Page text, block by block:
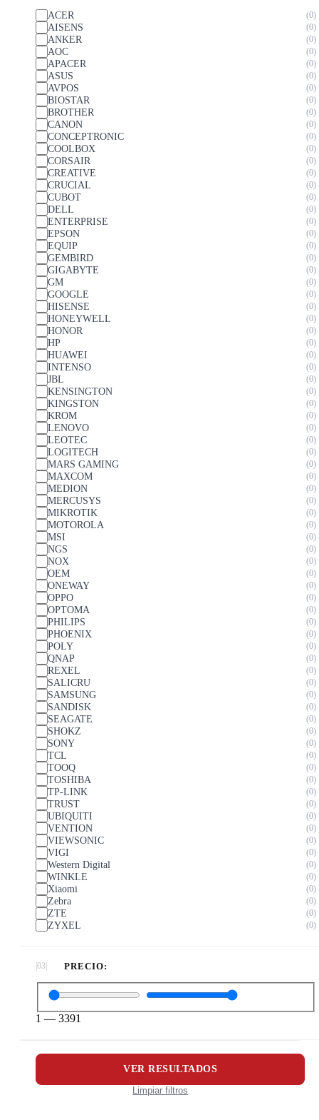
ACER 0
AISENS 0
ANKER 0
AOC 0
APACER 0
ASUS 0
AVPOS 0
BIOSTAR 0
BROTHER 0
CANON 0
CONCEPTRONIC 0
COOLBOX 0
CORSAIR 0
CREATIVE 0
CRUCIAL 0
CUBOT 0
DELL 0
ENTERPRISE 0
EPSON 0
EQUIP 0
GEMBIRD 0
GIGABYTE 0
GM 0
GOOGLE 0
HISENSE 0
HONEYWELL 0
HONOR 0
HP 0
HUAWEI 0
INTENSO 0
JBL 0
KENSINGTON 0
KINGSTON 0
KROM 0
LENOVO 0
LEOTEC 0
LOGITECH 0
MARS GAMING 0
MAXCOM 0
MEDION 0
MERCUSYS 0
MIKROTIK 0
MOTOROLA 0
MSI 0
NGS 0
NOX 0
OEM 0
ONEWAY 0
OPPO 0
OPTOMA 0
PHILIPS 0
PHOENIX 0
POLY 0
QNAP 0
REXEL 0
SALICRU 0
SAMSUNG 0
SANDISK 0
SEAGATE 0
SHOKZ 0
SONY 0
TCL 0
TOOQ 0
TOSHIBA 0
TP-LINK 0
TRUST 0
UBIQUITI 0
VENTION 0
VIEWSONIC 0
VIGI 0
Western Digital 0
WINKLE 0
Xiaomi 0
Zebra 0
ZTE 0
ZYXEL 0
PRECIO:
1 — 3391
Limpiar filtros
VER RESULTADOS